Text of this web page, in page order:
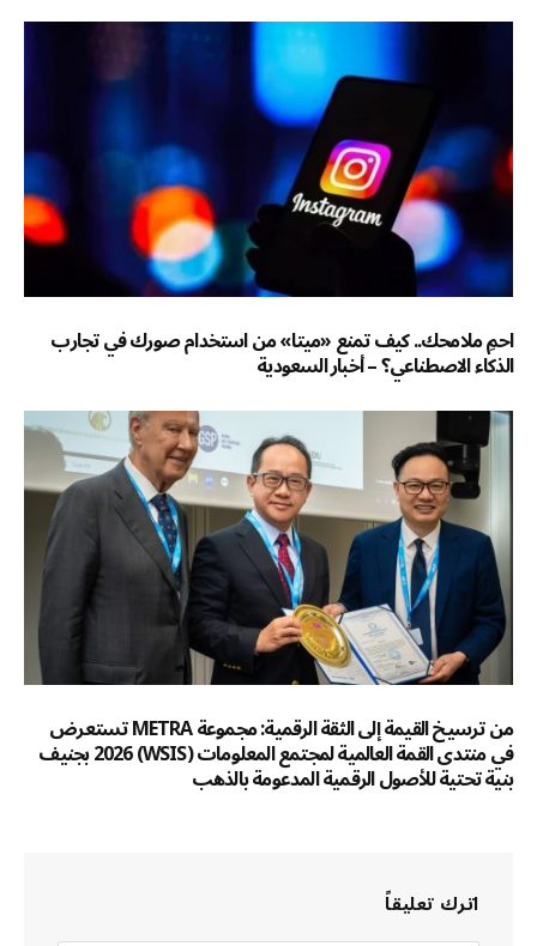
احمِ ملامحك.. كيف تمنع «ميتا» من استخدام صورك في تجارب
الذكاء الاصطناعي؟ – أخبار السعودية
من ترسيخ القيمة إلى الثقة الرقمية: مجموعة METRA تستعرض
في منتدى القمة العالمية لمجتمع المعلومات (WSIS) 2026 بجنيف
بنية تحتية للأصول الرقمية المدعومة بالذهب
اترك تعليقاً